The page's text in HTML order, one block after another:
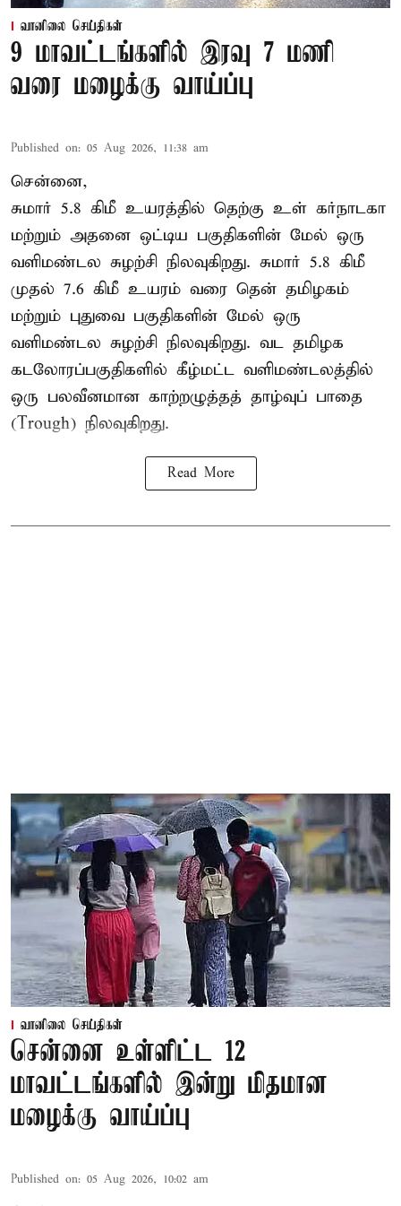
வானிலை செய்திகள்
9 மாவட்டங்களில் இரவு 7 மணி
வரை மழைக்கு வாய்ப்பு
Published on: 05 Aug 2026, 11:38 am
சென்னை,
சுமார் 5.8 கிமீ உயரத்தில் தெற்கு உள் கர்நாடகா
மற்றும் அதனை ஒட்டிய பகுதிகளின் மேல் ஒரு
வளிமண்டல சுழற்சி நிலவுகிறது. சுமார் 5.8 கிமீ
முதல் 7.6 கிமீ உயரம் வரை தென் தமிழகம்
மற்றும் புதுவை பகுதிகளின் மேல் ஒரு
வளிமண்டல சுழற்சி நிலவுகிறது. வட தமிழக
கடலோரப்பகுதிகளில் கீழ்மட்ட வளிமண்டலத்தில்
ஒரு பலவீனமான காற்றழுத்தத் தாழ்வுப் பாதை
(Trough) நிலவுகிறது.
Read More
வானிலை செய்திகள்
சென்னை உள்ளிட்ட 12
மாவட்டங்களில் இன்று மிதமான
மழைக்கு வாய்ப்பு
Published on: 05 Aug 2026, 10:02 am